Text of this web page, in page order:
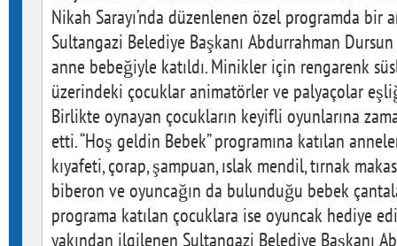
Nikah Sarayı’nda düzenlenen özel programda bir
Sultangazi Belediye Başkanı Abdurrahman
anne bebeğiyle katıldı. Minikler için rengarenk
üzerindeki çocuklar animatörler ve palyaçolar
Birlikte oynayan çocukların keyifli oyunlarına
etti. “Hoş geldin Bebek” programına katılan
kıyafeti, çorap, şampuan, ıslak mendil, tırnak
biberon ve oyuncağın da bulunduğu bebek
programa katılan çocuklara ise oyuncak hediye
yakından ilgilenen Sultangazi Belediye Başkanı